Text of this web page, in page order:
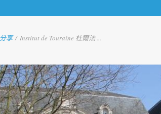
享 / Institut de Touraine 杜爾法 ...